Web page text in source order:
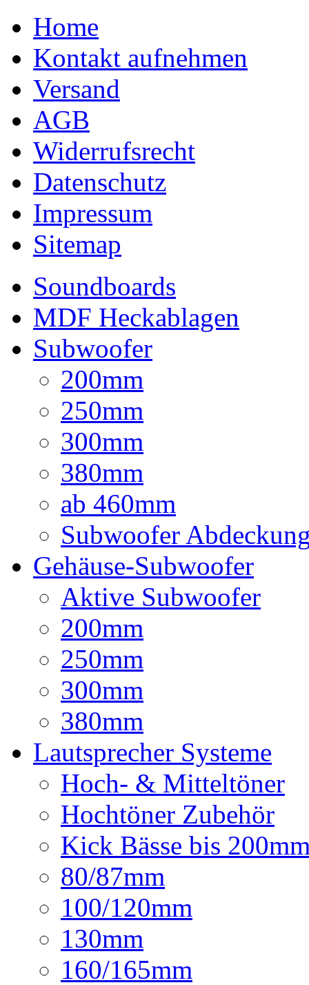
Home
Kontakt aufnehmen
Versand
AGB
Widerrufsrecht
Datenschutz
Impressum
Sitemap
Soundboards
MDF Heckablagen
Subwoofer
200mm
250mm
300mm
380mm
ab 460mm
Subwoofer
Gehäuse-Subwoofer
Aktive Subwoofer
200mm
250mm
300mm
380mm
Lautsprecher Systeme
Hoch- & Mitteltöner
Hochtöner Zubehör
Kick Bässe bis
80/87mm
100/120mm
130mm
160/165mm